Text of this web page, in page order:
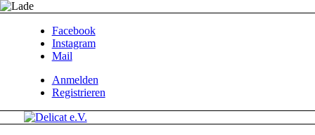
Facebook
Instagram
Mail
Anmelden
Registrieren